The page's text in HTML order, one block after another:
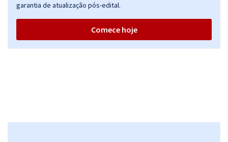
garantia de atualização pós-edital.
Comece hoje